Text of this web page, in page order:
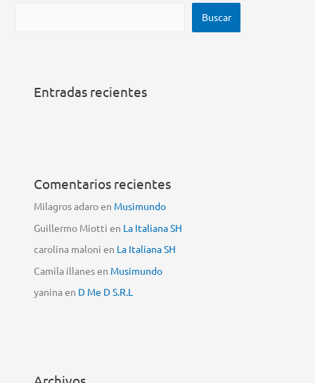
Buscar
Entradas recientes
Comentarios recientes
Milagros adaroen Musimundo
Guillermo Miotti en La Italiana SH
carolina maloni en La Italiana SH
Camila illanesen Musimundo
yaninaen D Me D S.R.L